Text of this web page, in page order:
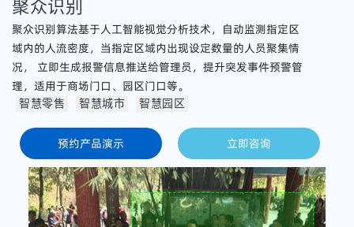
聚众识别
聚众识别算法基于人工智能视觉分析技术，自动监测指定区
域内的人流密度，当指定区域内出现设定数量的人员聚集情
况， 立即生成报警信息推送给管理员，提升突发事件预警管
理，适用于商场门口、园区门口等。
智慧零售 智慧城市 智慧园区
预约产品演示 立即咨询